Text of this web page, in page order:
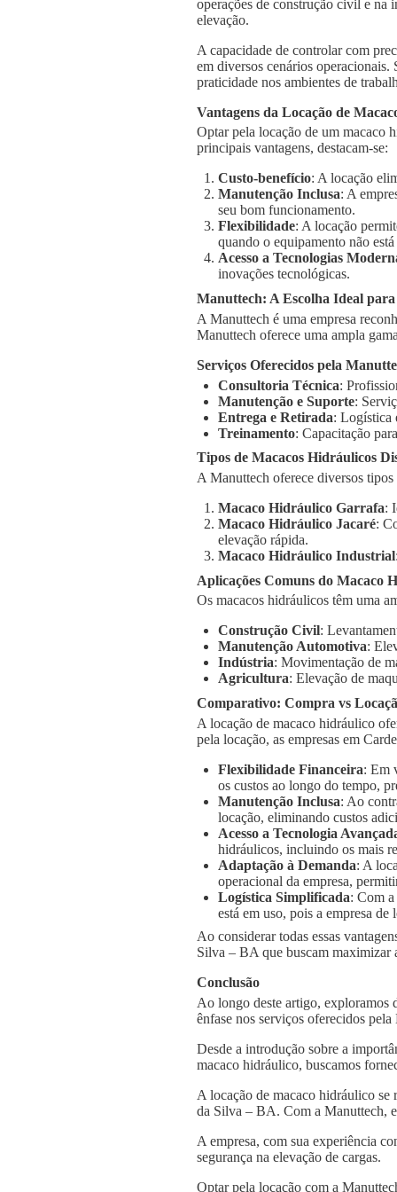
operações de construção civil e na
elevação.
A capacidade de controlar com
em diversos cenários operacionais.
praticidade nos ambientes de
Vantagens da Locação de
Optar pela locação de um macaco
principais vantagens, destacam-se:
Custo-benefício: A locação
Manutenção Inclusa: A
seu bom funcionamento.
Flexibilidade: A locação
quando o equipamento não
Acesso a Tecnologias
inovações tecnológicas.
Manuttech: A Escolha Ideal
A Manuttech é uma empresa
Manuttech oferece uma ampla
Serviços Oferecidos pela
Consultoria Técnica:
Manutenção e Suporte:
Entrega e Retirada: Logística
Treinamento: Capacitação
Tipos de Macacos Hidráulicos
A Manuttech oferece diversos
Macaco Hidráulico Garrafa:
Macaco Hidráulico Jacaré:
elevação rápida.
Macaco Hidráulico Industrial
Aplicações Comuns do Macaco
Os macacos hidráulicos têm uma
Construção Civil:
Manutenção Automotiva:
Indústria: Movimentação de
Agricultura: Elevação de
Comparativo: Compra vs
A locação de macaco hidráulico
pela locação, as empresas em
Flexibilidade Financeira: Em
os custos ao longo do tempo,
Manutenção Inclusa: Ao
locação, eliminando custos
Acesso a Tecnologia
hidráulicos, incluindo os mais
Adaptação à Demanda: A
operacional da empresa,
Logística Simplificada: Com
está em uso, pois a empresa
Ao considerar todas essas
Silva – BA que buscam maximizar
Conclusão
Ao longo deste artigo, exploramos
ênfase nos serviços oferecidos
Desde a introdução sobre a
macaco hidráulico, buscamos
A locação de macaco hidráulico se
da Silva – BA. Com a Manuttech,
A empresa, com sua experiência
segurança na elevação de cargas.
Optar pela locação com a